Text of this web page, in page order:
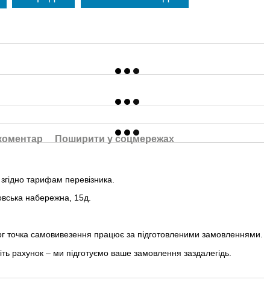
Поширити у соцмережах
тарифам перевізника.
набережна, 15д.
точка самовивезення працює за підготовленими замовленнями.
рахунок – ми підготуємо ваше замовлення заздалегідь.